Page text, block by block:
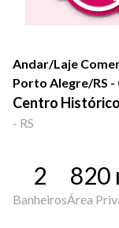
Andar/Laje
Porto Alegre/RS -
Centro Histórico
- RS
2
Banheiros
820
Área